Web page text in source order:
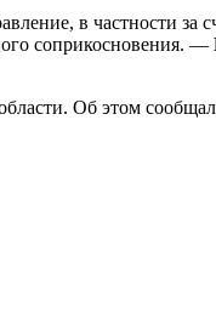
в частности за
соприкосновения. —
Об этом сообщал